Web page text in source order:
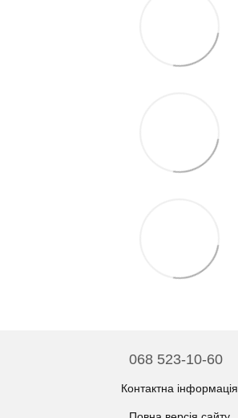
068 523-10-60
Контактна інформація